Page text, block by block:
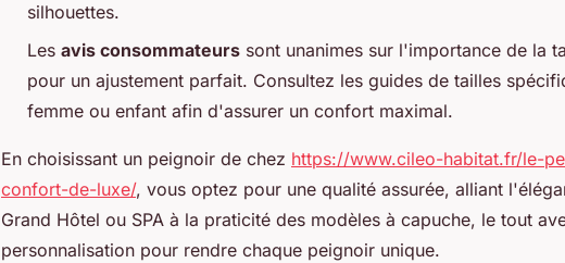
silhouettes.
Les avis consommateurs sont unanimes sur l'importance de la
pour un ajustement parfait. Consultez les guides de tailles
femme ou enfant afin d'assurer un confort maximal.
En choisissant un peignoir de chez https://www.cileo-habitat.fr/le-
confort-de-luxe/, vous optez pour une qualité assurée, alliant
Grand Hôtel ou SPA à la praticité des modèles à capuche, le tout
personnalisation pour rendre chaque peignoir unique.